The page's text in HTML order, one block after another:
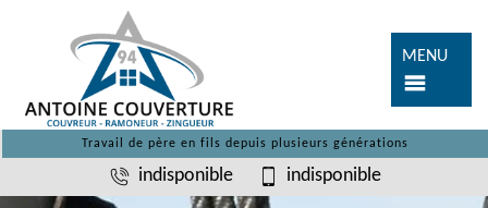
MENU
Travail de père en fils depuis plusieurs générations
indisponible indisponible